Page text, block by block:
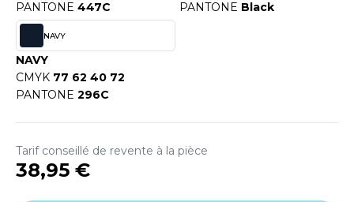
VETEMENTS
SHIRT
SHIRT
PROFESSIONNELLE
- BLANKS
COOL
HOODS
PANTONE 447C
PANTONE Black
NAVY
NAVY
CMYK 77 62 40 72
PANTONE 296C
Tarif conseillé de revente à la pièce
38,95 €